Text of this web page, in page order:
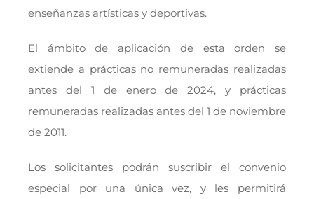
enseñanzas artísticas y deportivas.
El ámbito de aplicación de esta orden se
extiende a prácticas no remuneradas realizadas
antes del 1 de enero de 2024, y prácticas
remuneradas realizadas antes del 1 de noviembre
de 2011.
Los solicitantes podrán suscribir el convenio
especial por una única vez, y les permitirá